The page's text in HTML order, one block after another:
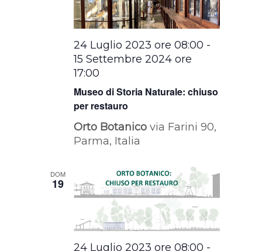
Museo di Storia Naturale: chiuso
per restauro
24 Luglio 2023 ore 08:00 -
15 Settembre 2024 ore
17:00
Orto Botanicovia Farini 90,
Parma, Italia
DOM
19
24 Luglio 2023 ore 08:00 -